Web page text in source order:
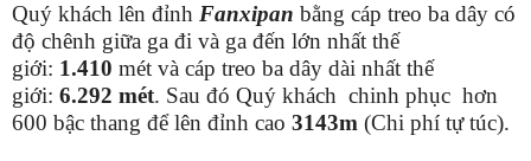
Quý khách lên đỉnh Fanxipan bằng cáp treo ba dây có
độ chênh giữa ga đi và ga đến lớn nhất thế
giới: 1.410 mét và cáp treo ba dây dài nhất thế
giới: 6.292 mét. Sau đó Quý khách chinh phục hơn
600 bậc thang để lên đỉnh cao 3143m (Chi phí tự túc).